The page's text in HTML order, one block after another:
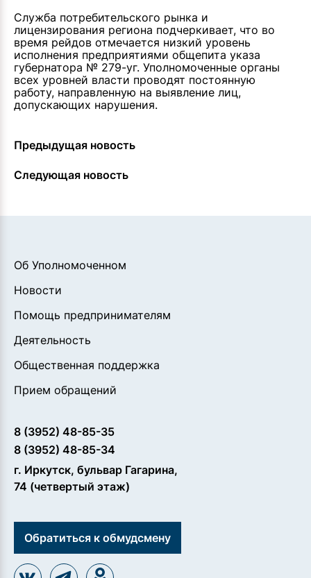
Служба потребительского рынка и
лицензирования региона подчеркивает, что во
время рейдов отмечается низкий уровень
исполнения предприятиями общепита указа
губернатора № 279-уг. Уполномоченные органы
всех уровней власти проводят постоянную
работу, направленную на выявление лиц,
допускающих нарушения.
Предыдущая новость
Следующая новость
Об Уполномоченном
Новости
Помощь предпринимателям
Деятельность
Общественная поддержка
Прием обращений
8 (3952) 48-85-35
8 (3952) 48-85-34
г. Иркутск, бульвар Гагарина,
74 (четвертый этаж)
Обратиться к обмудсмену